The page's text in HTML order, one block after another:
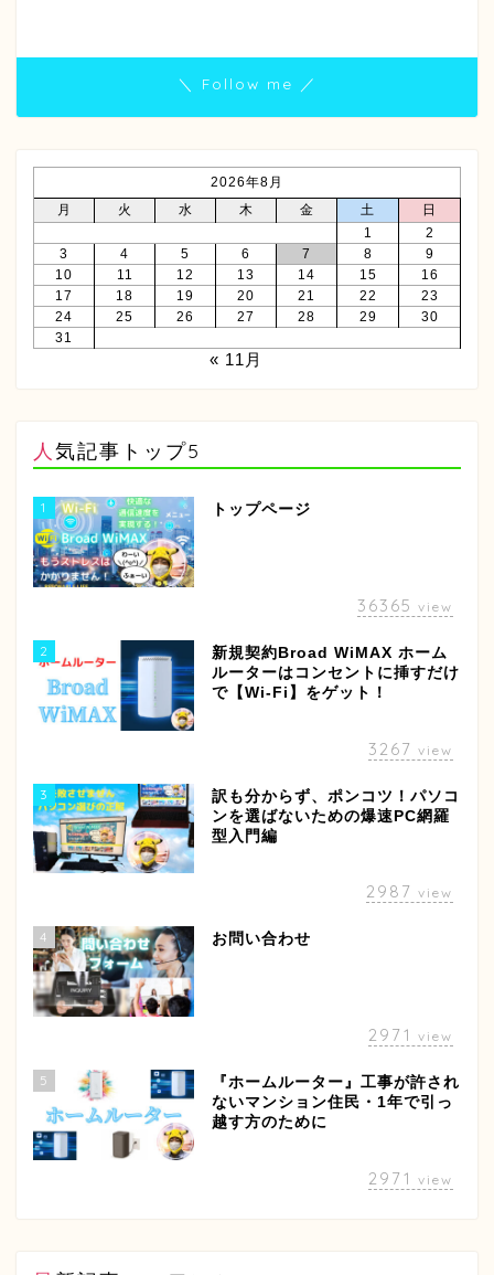
＼ Follow me ／
2026年8月
月
火 水 木 金 土
日
1
2
3
4 5 6 7 8
9
10
11 12 13 14 15
16
17
18 19 20 21 22
23
24
25 26 27 28 29
30
31
« 11月
人気記事トップ5
1 トップページ
36365 view
2
新規契約Broad WiMAX ホーム
ルーターはコンセントに挿すだけ
で【Wi-Fi】をゲット！
3267 view
3
訳も分からず、ポンコツ！パソコ
ンを選ばないための爆速PC網羅
型入門編
2987 view
4 お問い合わせ
2971 view
5
『ホームルーター』工事が許され
ないマンション住民・1年で引っ
越す方のために
2971 view